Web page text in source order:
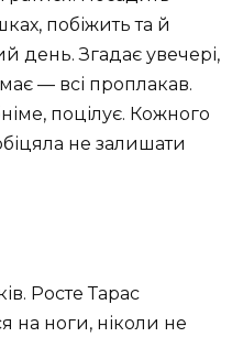
побіжить та й
день. Згадає увечері,
— всі проплакав.
поцілує. Кожного
не залишати
Росте Тарас
на ноги, ніколи не